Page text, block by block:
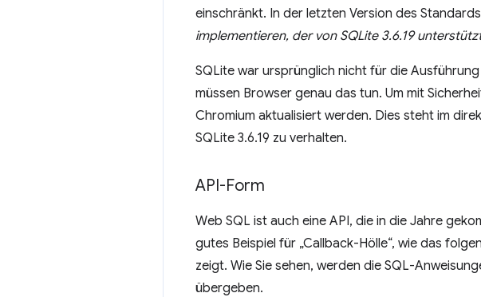
einschränkt. In der letzten Version des Standards
implementieren, der von SQLite 3.6.19
SQLite war ursprünglich nicht für die
müssen Browser genau das tun. Um mit
Chromium aktualisiert werden. Dies steht im
SQLite 3.6.19 zu verhalten.
API-Form
Web SQL ist auch eine API, die in die Jahre
gutes Beispiel für „Callback-Hölle“, wie das
zeigt. Wie Sie sehen, werden die SQL-
übergeben.